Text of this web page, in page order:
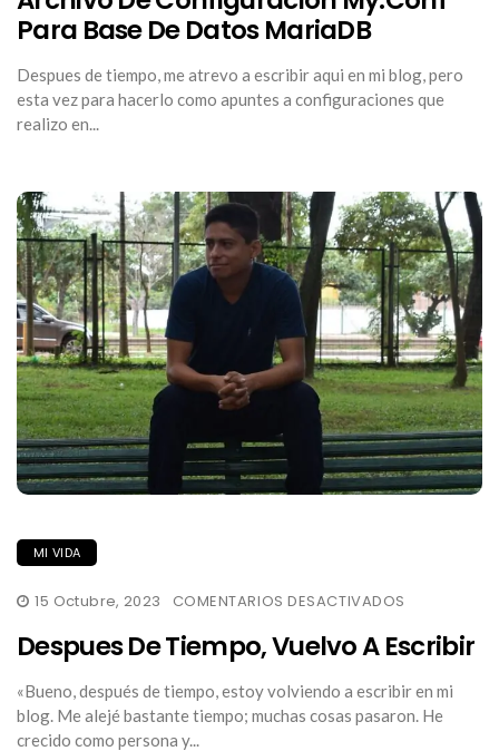
DE
DATOS
MARIADB
Para Base De Datos MariaDB
Despues de tiempo, me atrevo a escribir aqui en mi blog, pero
esta vez para hacerlo como apuntes a configuraciones que
realizo en...
MI VIDA
15 Octubre, 2023 COMENTARIOS DESACTIVADOS
TIEMPO,
A
ESCRIBIR
Despues De Tiempo, Vuelvo A Escribir
«Bueno, después de tiempo, estoy volviendo a escribir en mi
blog. Me alejé bastante tiempo; muchas cosas pasaron. He
crecido como persona y...